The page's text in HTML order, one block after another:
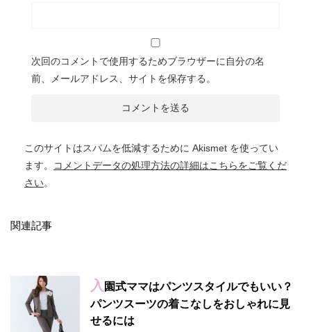
次回のコメントで使用するためブラウザーに自分の名
前、メールアドレス、サイトを保存する。
このサイトはスパムを低減するために Akismet を使ってい
ます。
コメントデータの処理方法の詳細はこちらをご覧くだ
さい。
関連記事
入 園式ママはパンツスタイルでもいい？
パンツスーツの着こなしをおしゃれに見
せるには